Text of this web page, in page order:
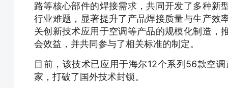
路等核心部件的焊接需求，共同开发了多种新
行业难题，显著提升了产品焊接质量与生产效
关创新技术应用于空调等产品的规模化制造，
会效益，并共同参与了相关标准的制定。
目前，该技术已应用于海尔12个系列56款空
家，打破了国外技术封锁。